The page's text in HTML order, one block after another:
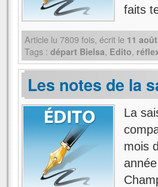
faits
Article lu 7809 fois, écrit le 11
Tags : départ Bielsa, Edito,
Les notes de la
La
mois